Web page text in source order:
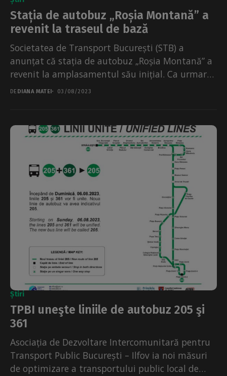
Stația de autobuz „Roșia Montană” a
revenit la traseul de bază
Societatea de Transport București (STB) a
anunțat că stația de autobuz „Roșia Montană” a
revenit la amplasamentul său inițial. Ca urmare
a finalizării...
DE DIANA MATEI 03/08/2023
Știri
TPBI uneşte liniile de autobuz 205 şi
361
Asociația de Dezvoltare Intercomunitară pentru
Transport Public București – Ilfov ia noi măsuri
de optimizare a transportului public local de